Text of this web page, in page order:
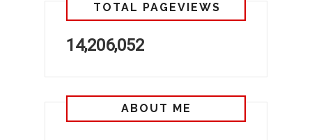
TOTAL PAGEVIEWS
14,206,052
ABOUT ME